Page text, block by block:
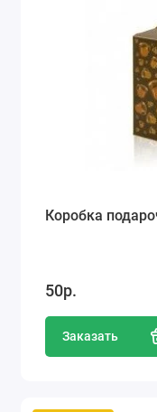
Коробка
50р.
Заказать